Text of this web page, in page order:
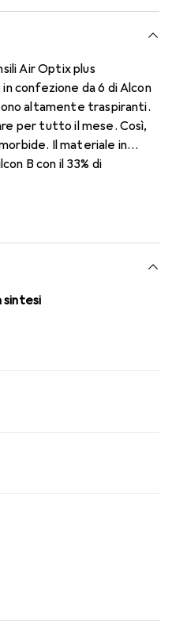
Air Optix plus
confezione da 6 di Alcon
altamente traspiranti.
per tutto il mese. Così,
Il materiale in
B con il 33% di
nota tecnologia
e assenza di disturbi
sintesi